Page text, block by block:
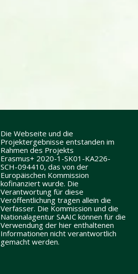
Die Webseite und die
Projektergebnisse entstanden im
Rahmen des Projekts
Erasmus+ 2020-1-SK01-KA226-
SCH-094410, das von der
Europäischen Kommission
kofinanziert wurde. Die
Verantwortung für diese
Veröffentlichung tragen allein die
Verfasser. Die Kommission und die
Nationalagentur SAAIC können für die
Verwendung der hier enthaltenen
Informationen nicht verantwortlich
gemacht werden.